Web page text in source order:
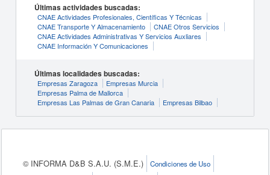
Últimas actividades buscadas:
CNAE Actividades Profesionales, Científicas Y Técnicas
CNAE Transporte Y Almacenamiento
CNAE Otros Servicios
CNAE Actividades Administrativas Y Servicios Auxliares
CNAE Información Y Comunicaciones
Últimas localidades buscadas:
Empresas Zaragoza
Empresas Murcia
Empresas Palma de Mallorca
Empresas Las Palmas de Gran Canaria
Empresas Bilbao
© INFORMA D&B S.A.U. (S.M.E.)
Condiciones de Uso